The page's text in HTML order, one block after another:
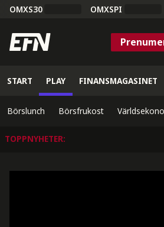
OMXS30 OMXSPI
START PLAY FINANSMAGASINET
Börslunch Börsfrukost
TOPPNYHETER: